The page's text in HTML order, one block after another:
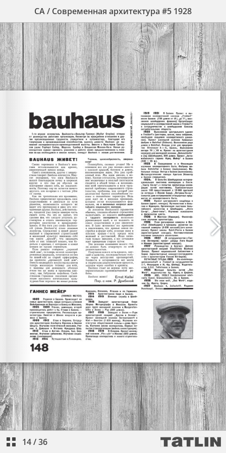
СА / Современная архитектура #5 1928
14/36